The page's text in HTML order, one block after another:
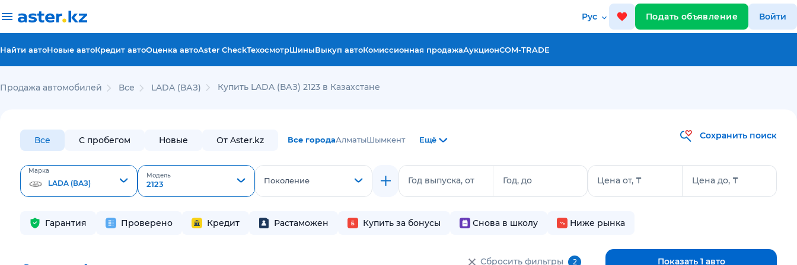
Рус Подать объявление Войти
Найти автоНовые автоКредит автоОценка автоAster CheckТехосмотрШиныВыкуп автоКомиссионная продажаАукционCOM-TRADE
Продажа автомобилей Все LADA (ВАЗ) Купить LADA (ВАЗ) 2123 в Казахстане
Все С пробегом Новые От Aster.kz Все городаАлматыШымкент Ещё Сохранить поиск
Марка
LADA (ВАЗ)
Модель
2123 Поколение Год выпуска, от Год, до Цена от, ₸ Цена до, ₸
Гарантия Проверено Кредит Растаможен Купить за бонусы Снова в школу Ниже рынка
Сбросить фильтры 2 Показать 1 авто